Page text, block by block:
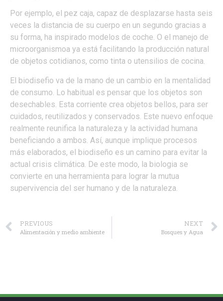
Por ejemplo, el pez caja, capaz de desplazarse hasta seis
veces la distancia de su cuerpo en un segundo gracias a
su forma, ha inspirado modelos de coche. O el manejo de
microorganismoa ya está facilitando la producción natural
de objetos cotidianos, como tinta o utensilios de cocina.
El biodisefio va de la mano de un cambio en la mentalidad
de consumo. Lo habitual es pensar que los objetos son
desechables. Esta corriente crea objetos bellos, para ser
cuidados, reutilizados y conservados. Este nuevo enfoque
realmente reunifica la naturaleza y la actividad humana
beneficiando a ambos. Así, aunque implique procesos
más elaborados, el biodiseño es un camino para evitar la
actual crisis climática. De este modo, la biologia se
convierte en una herramienta para lograr la mutua
supervivencia del ser humano y de la naturaleza.
PREVIOUS
Alimentación y medio ambiente
NEXT
Bosques y Agua